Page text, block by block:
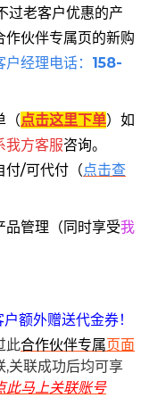
过老客户优惠的产
作伙伴专属页的新购
经理电话： 158-
（点击这里下单） 如
我方客服咨询。
付/可代付（点击查
品管理（同时享受我
额外赠送代金券！
此合作伙伴专属页面
,关联成功后均可享
此马上关联账号